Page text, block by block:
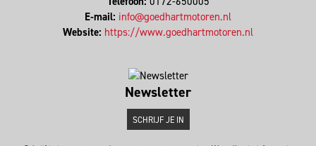
E-mail: info@goedhartmotoren.nl
Website: https://www.goedhartmotoren.nl
Newsletter
SCHRIJF JE IN